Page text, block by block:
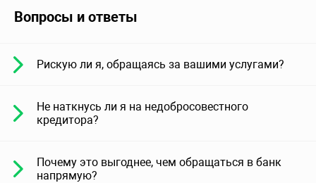
Вопросы и ответы
Рискую ли я, обращаясь за вашими услугами?
Не наткнусь ли я на недобросовестного
кредитора?
Почему это выгоднее, чем обращаться в банк
напрямую?